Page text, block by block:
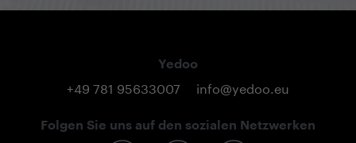
Yedoo
+49 781 95633007 info@yedoo.eu
Folgen Sie uns auf den sozialen Netzwerken